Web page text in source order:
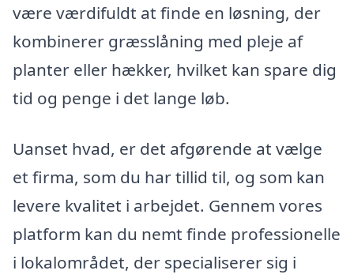
være værdifuldt at finde en løsning, der
kombinerer græsslåning med pleje af
planter eller hækker, hvilket kan spare dig
tid og penge i det lange løb.
Uanset hvad, er det afgørende at vælge
et firma, som du har tillid til, og som kan
levere kvalitet i arbejdet. Gennem vores
platform kan du nemt finde professionelle
i lokalområdet, der specialiserer sig i